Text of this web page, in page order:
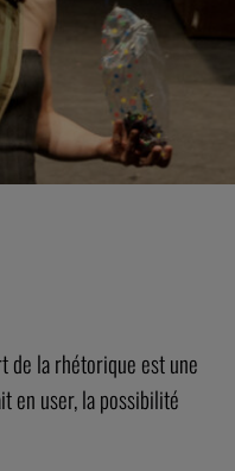
de la rhétorique est une
en user, la possibilité